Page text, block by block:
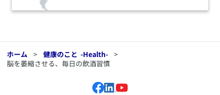
ホーム > 健康のこと -Health- >
脳を萎縮させる、毎日の飲酒習慣